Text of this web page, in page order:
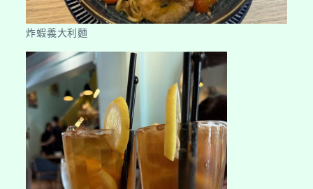
炸蝦義大利麵